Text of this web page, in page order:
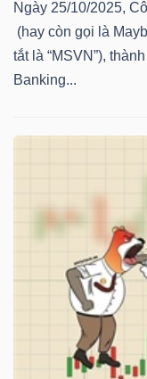
Ngày 25/10/2025,
(hay còn gọi là
tắt là “MSVN”),
Banking...
VẬT
CÔNG